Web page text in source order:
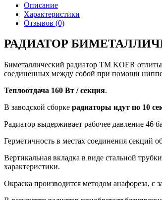
Описание
Характеристики
Отзывов (0)
РАДИАТОР
Биметаллический радиатор TM KOER
соединенных между собой при помощи
Теплоотдача 160 Вт / секция.
В заводской сборке радиаторы идут по 10
Радиатор выдерживает рабочее давление 46
Герметичность в местах соединения секций
Вертикальная вкладка в виде стальной
характеристики.
Окраска производится методом анафореза,